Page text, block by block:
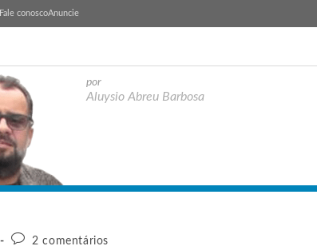
Fale conoscoAnuncie
por
Aluysio Abreu Barbosa
2 comentários